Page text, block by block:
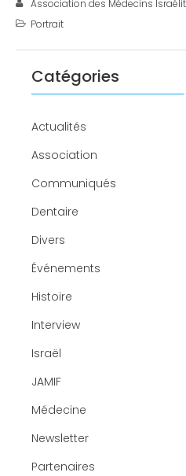
Association des Médecins
Portrait
Catégories
Actualités
Association
Communiqués
Dentaire
Divers
Événements
Histoire
Interview
Israël
JAMIF
Médecine
Newsletter
Partenaires